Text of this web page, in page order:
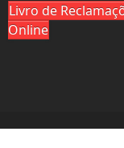
Livro de
Online